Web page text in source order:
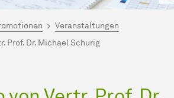
Veranstaltungen
Prof. Dr. Michael Schurig